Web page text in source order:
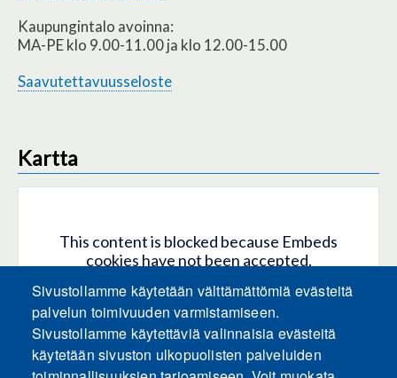
Kaupungintalo avoinna:
MA-PE klo 9.00-11.00 ja klo 12.00-15.00
Saavutettavuusseloste
Kartta
This content is blocked because Embeds
cookies have not been accepted.
HYVÄKSY KAIKKI EVÄSTEET
Only accept Embeds cookies
Sivustollamme käytetään välttämättömiä evästeitä
palvelun toimivuuden varmistamiseen.
Sivustollamme käytettäviä valinnaisia evästeitä
käytetään sivuston ulkopuolisten palveluiden